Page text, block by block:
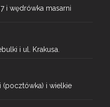
i wędrówka masarni
i ul. Krakusa.
(pocztówka) i wielkie